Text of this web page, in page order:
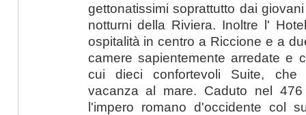
gettonatissimi soprattutto dai
notturni della Riviera. Inoltre l'
ospitalità in centro a Riccione e a
camere sapientemente arredate e
cui dieci confortevoli Suite, che
vacanza al mare. Caduto nel
l'impero romano d'occidente col